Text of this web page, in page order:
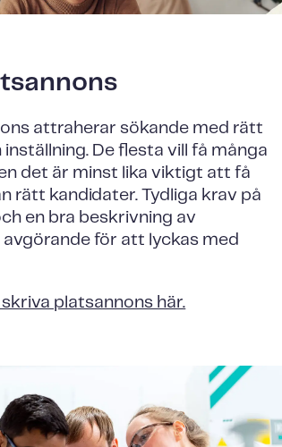
attraherar sökande med rätt
De flesta vill få många
det är minst lika viktigt att få
rätt kandidater. Tydliga krav på
en bra beskrivning av
för att lyckas med
platsannons här.